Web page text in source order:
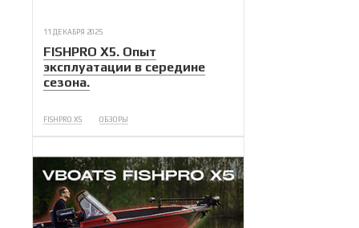
11 ДЕКАБРЯ 2025
FISHPRO X5. Опыт
эксплуатации в середине
сезона.
FISHPRO X5 ОБЗОРЫ